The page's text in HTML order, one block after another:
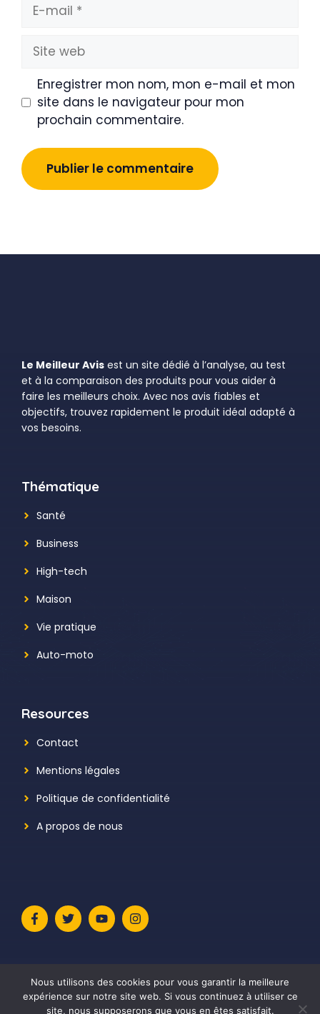
mail
Site
web
Enregistrer mon nom, mon e-mail et mon
site dans le navigateur pour mon
prochain commentaire.
Le Meilleur Avis est un site dédié à l’analyse, au test
et à la comparaison des produits pour vous aider à
faire les meilleurs choix. Avec nos avis fiables et
objectifs, trouvez rapidement le produit idéal adapté à
vos besoins.
Thématique
Santé
Business
High-tech
Maison
Vie pratique
Auto-moto
Resources
Contact
Mentions légales
Politique de confidentialité
A propos de nous
Nous utilisons des cookies pour vous garantir la meilleure
expérience sur notre site web. Si vous continuez à utiliser ce
site, nous supposerons que vous en êtes satisfait.